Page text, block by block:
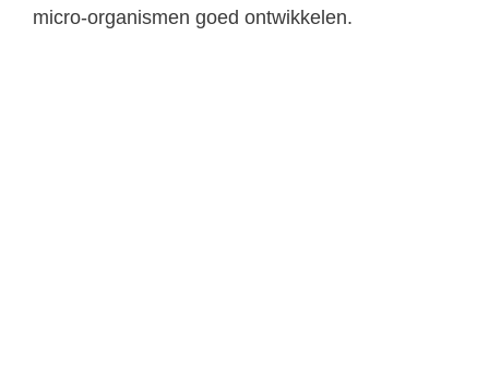
micro-organismen goed ontwikkelen.